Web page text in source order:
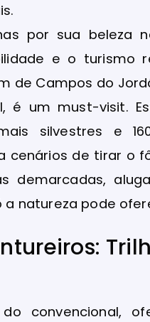
por sua beleza
e o turismo
de Campos do
é um must-visit.
silvestres e
cenários de tirar o
demarcadas,
natureza pode
convencional,